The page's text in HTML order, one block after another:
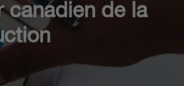
canadien de la